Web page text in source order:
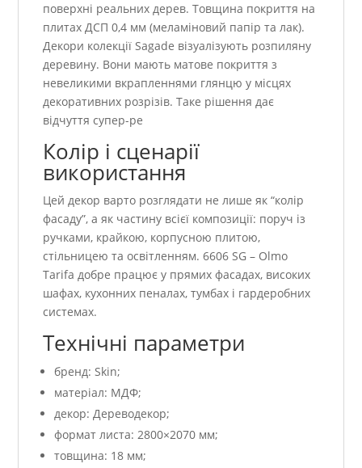
поверхні реальних дерев. Товщина покриття на
плитах ДСП 0,4 мм (меламіновий папір та лак).
Декори колекції Sagade візуалізують розпиляну
деревину. Вони мають матове покриття з
невеликими вкрапленнями глянцю у місцях
декоративних розрізів. Таке рішення дає
відчуття супер-ре
Колір і сценарії
використання
Цей декор варто розглядати не лише як “колір
фасаду”, а як частину всієї композиції: поруч із
ручками, крайкою, корпусною плитою,
стільницею та освітленням. 6606 SG – Olmo
Tarifa добре працює у прямих фасадах, високих
шафах, кухонних пеналах, тумбах і гардеробних
системах.
Технічні параметри
бренд: Skin;
матеріал: МДФ;
декор: Дереводекор;
формат листа: 2800×2070 мм;
товщина: 18 мм;